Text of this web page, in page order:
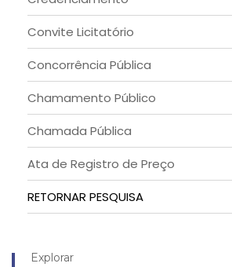
Convite Licitatório
Concorrência Pública
Chamamento Público
Chamada Pública
Ata de Registro de Preço
RETORNAR PESQUISA
Explorar